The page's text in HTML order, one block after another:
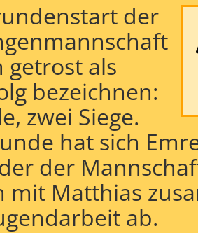
der
getrost als
bezeichnen:
zwei Siege.
hat sich
der
Matthias
ab.